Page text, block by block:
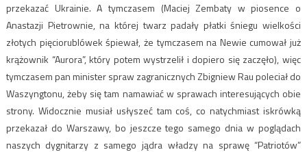
przekazać Ukrainie. A tymczasem (Maciej Zembaty w piosence o
Anastazji Pietrownie, na której twarz padały płatki śniegu wielkości
złotych pięciorublówek śpiewał, że tymczasem na Newie cumował już
krążownik “Aurora”, który potem wystrzelił i dopiero się zaczęło), więc
tymczasem pan minister spraw zagranicznych Zbigniew Rau poleciał do
Waszyngtonu, żeby się tam namawiać w sprawach interesujących obie
strony. Widocznie musiał usłyszeć tam coś, co natychmiast iskrówką
przekazał do Warszawy, bo jeszcze tego samego dnia w poglądach
naszych dygnitarzy z samego jądra władzy na sprawę “Patriotów”